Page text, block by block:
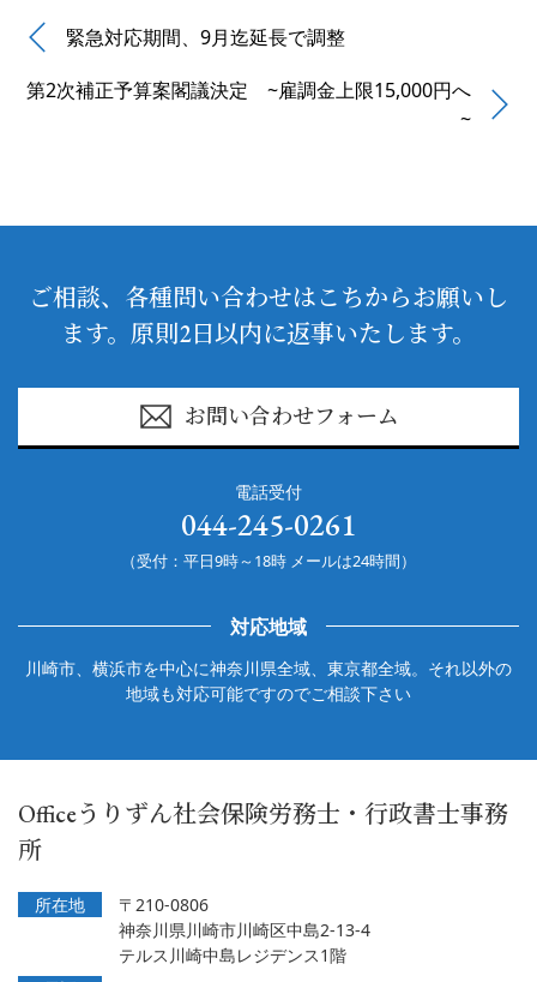
緊急対応期間、9月迄延長で調整
第2次補正予算案閣議決定 ~雇調金上限15,000円へ
~
ご相談、各種問い合わせはこちからお願いし
ます。原則2日以内に返事いたします。
お問い合わせフォーム
電話受付
044-245-0261
（受付：平日9時～18時 メールは24時間）
対応地域
川崎市、横浜市を中心に神奈川県全域、東京都全域。それ以外の
地域も対応可能ですのでご相談下さい
Officeうりずん社会保険労務士・行政書士事務
所
所在地
〒210-0806
神奈川県川崎市川崎区中島2-13-4
テルス川崎中島レジデンス1階